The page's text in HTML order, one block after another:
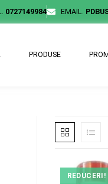
0727149984 EMAIL.
PRODUSE
REDUCERI!